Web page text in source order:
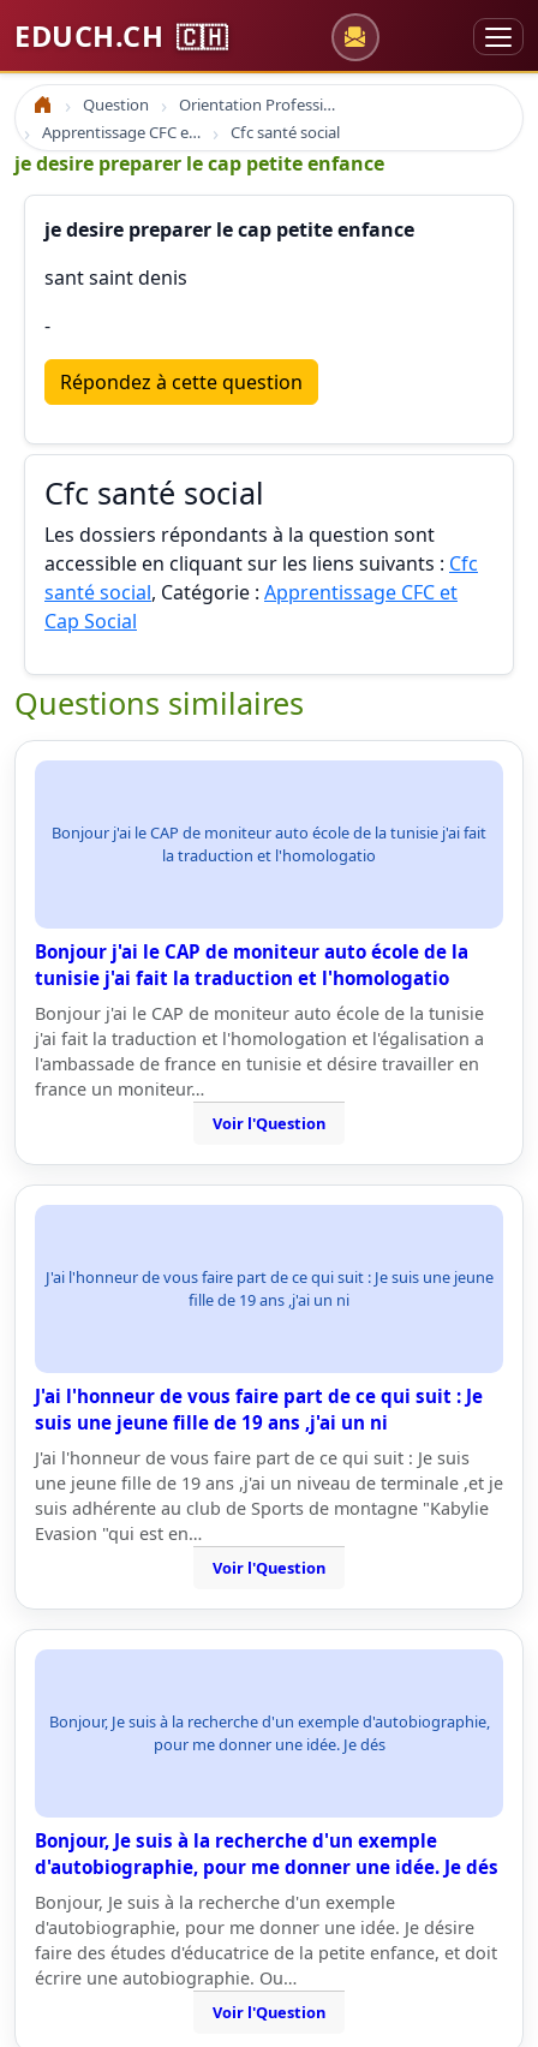
EDUCH.CH 🇨🇭
Accueil Question
Orientation Professionnelle
Apprentissage CFC et Cap Social
Cfc santé social
je desire preparer le cap petite enfance
je desire preparer le cap petite enfance
sant saint denis
-
Répondez à cette question
Cfc santé social
Les dossiers répondants à la question sont
accessible en cliquant sur les liens suivants : Cfc
santé social, Catégorie : Apprentissage CFC et
Cap Social
Questions similaires
Bonjour j'ai le CAP de moniteur auto école de la tunisie j'ai fait
la traduction et l'homologatio
Bonjour j'ai le CAP de moniteur auto école de la
tunisie j'ai fait la traduction et l'homologatio
Bonjour j'ai le CAP de moniteur auto école de la tunisie
j'ai fait la traduction et l'homologation et l'égalisation a
l'ambassade de france en tunisie et désire travailler en
france un moniteur…
Voir l'Question
J'ai l'honneur de vous faire part de ce qui suit : Je suis une jeune
fille de 19 ans ,j'ai un ni
J'ai l'honneur de vous faire part de ce qui suit : Je
suis une jeune fille de 19 ans ,j'ai un ni
J'ai l'honneur de vous faire part de ce qui suit : Je suis
une jeune fille de 19 ans ,j'ai un niveau de terminale ,et je
suis adhérente au club de Sports de montagne "Kabylie
Evasion "qui est en…
Voir l'Question
Bonjour, Je suis à la recherche d'un exemple d'autobiographie,
pour me donner une idée. Je dés
Bonjour, Je suis à la recherche d'un exemple
d'autobiographie, pour me donner une idée. Je dés
Bonjour, Je suis à la recherche d'un exemple
d'autobiographie, pour me donner une idée. Je désire
faire des études d'éducatrice de la petite enfance, et doit
écrire une autobiographie. Ou…
Voir l'Question